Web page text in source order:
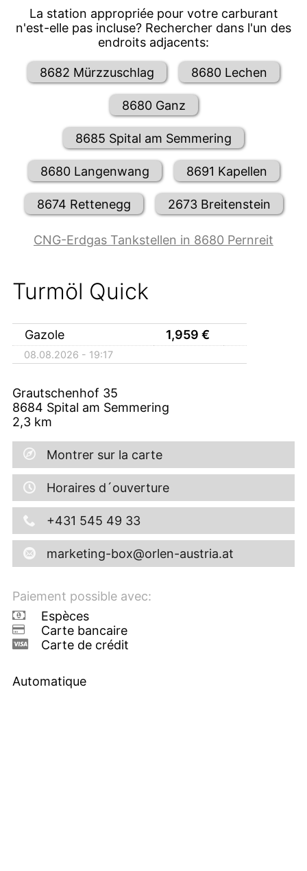
La station appropriée pour votre carburant
n'est-elle pas incluse? Rechercher dans l'un des
endroits adjacents:
8682 Mürzzuschlag 8680 Lechen
8680 Ganz
8685 Spital am Semmering
8680 Langenwang 8691 Kapellen
8674 Rettenegg 2673 Breitenstein
CNG-Erdgas Tankstellen in 8680 Pernreit
Turmöl Quick
Gazole 1,959 €
08.08.2026 - 19:17
Grautschenhof 35
8684 Spital am Semmering
2,3 km
Montrer sur la carte
Horaires d´ouverture
+431 545 49 33
marketing-box@orlen-austria.at
Paiement possible avec:
Espèces
Carte bancaire
Carte de crédit
Automatique